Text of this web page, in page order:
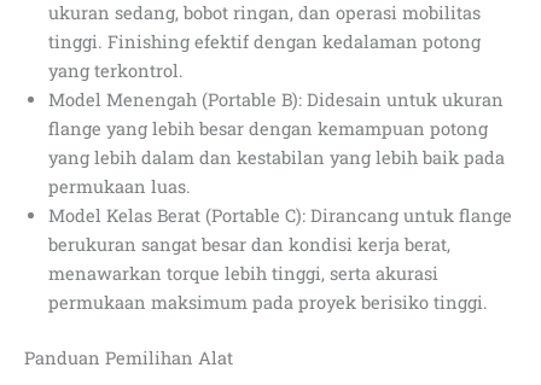
ukuran sedang, bobot ringan, dan operasi mobilitas
tinggi. Finishing efektif dengan kedalaman potong
yang terkontrol.
Model Menengah (Portable B): Didesain untuk ukuran
flange yang lebih besar dengan kemampuan potong
yang lebih dalam dan kestabilan yang lebih baik pada
permukaan luas.
Model Kelas Berat (Portable C): Dirancang untuk flange
berukuran sangat besar dan kondisi kerja berat,
menawarkan torque lebih tinggi, serta akurasi
permukaan maksimum pada proyek berisiko tinggi.
Panduan Pemilihan Alat